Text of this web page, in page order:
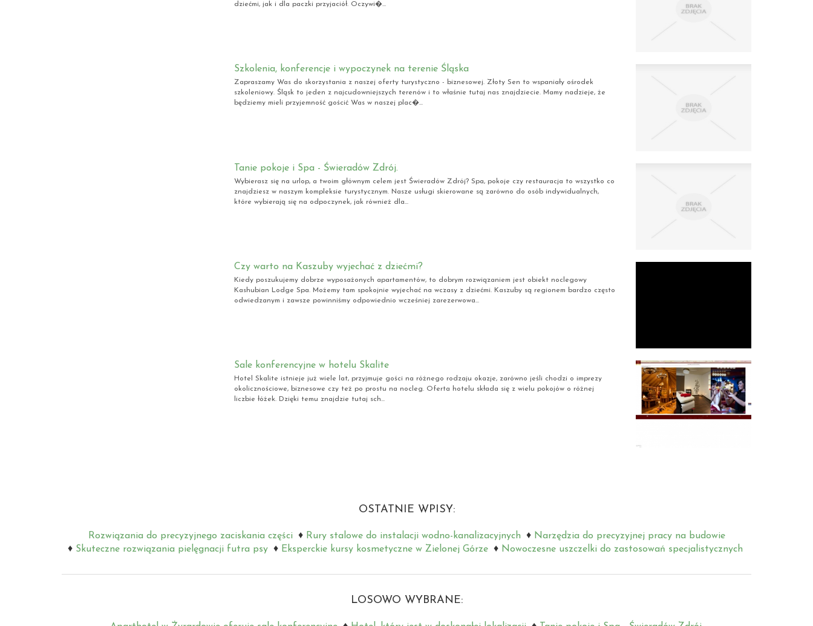
dziećmi, jak i dla paczki przyjaciół. Oczywi�...
Szkolenia, konferencje i wypoczynek na terenie Śląska
Zapraszamy Was do skorzystania z naszej oferty turystyczno - biznesowej. Złoty Sen to wspaniały ośrodek
szkoleniowy. Śląsk to jeden z najcudowniejszych terenów i to właśnie tutaj nas znajdziecie. Mamy nadzieje, że
będziemy mieli przyjemność gościć Was w naszej plac�...
Tanie pokoje i Spa - Świeradów Zdrój.
Wybierasz się na urlop, a twoim głównym celem jest Świeradów Zdrój? Spa, pokoje czy restauracja to wszystko co
znajdziesz w naszym kompleksie turystycznym. Nasze usługi skierowane są zarówno do osób indywidualnych,
które wybierają się na odpoczynek, jak również dla...
Czy warto na Kaszuby wyjechać z dziećmi?
Kiedy poszukujemy dobrze wyposażonych apartamentów, to dobrym rozwiązaniem jest obiekt noclegowy
Kashubian Lodge Spa. Możemy tam spokojnie wyjechać na wczasy z dziećmi. Kaszuby są regionem bardzo często
odwiedzanym i zawsze powinniśmy odpowiednio wcześniej zarezerwowa...
Sale konferencyjne w hotelu Skalite
Hotel Skalite istnieje już wiele lat, przyjmuje gości na różnego rodzaju okazje, zarówno jeśli chodzi o imprezy
okolicznościowe, biznesowe czy też po prostu na nocleg. Oferta hotelu składa się z wielu pokojów o różnej
liczbie łóżek. Dzięki temu znajdzie tutaj sch...
OSTATNIE WPISY:
Rozwiązania do precyzyjnego zaciskania części Rury stalowe do instalacji wodno-kanalizacyjnych
Narzędzia do precyzyjnej pracy na budowie
Skuteczne rozwiązania pielęgnacji futra psy
Eksperckie kursy kosmetyczne w Zielonej Górze Nowoczesne uszczelki do zastosowań specjalistycznych
LOSOWO WYBRANE: